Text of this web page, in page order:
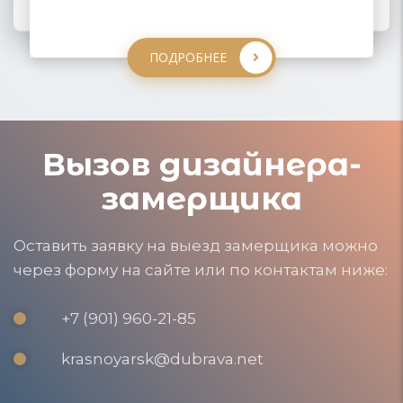
ПОДРОБНЕЕ
Вызов дизайнера-
замерщика
Оставить заявку на выезд замерщика можно
через форму на сайте или по контактам ниже:
+7 (901) 960-21-85
krasnoyarsk@dubrava.net